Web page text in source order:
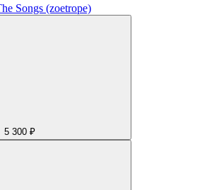
Songs (zoetrope)
5 300 ₽